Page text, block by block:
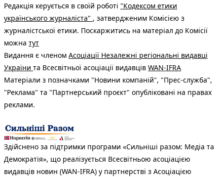
Редакція керується в своїй роботі "Кодексом етики
українського журналіста" , затвердженим Комісією з
журналістської етики. Поскаржитись на матеріал до Комісії
можна тут
Видання є членом Асоціації Незалежні регіональні видавці
України та Всесвітньої асоціації видавців WAN-IFRA
Матеріали з позначками "Новини компаній", "Прес-служба",
"Реклама" та "Партнерський проєкт" опубліковані на правах
реклами.
Здійснено за підтримки програми «Сильніші разом: Медіа та
Демократія», що реалізується Всесвітньою асоціацією
видавців новин (WAN-IFRA) у партнерстві з Асоціацією